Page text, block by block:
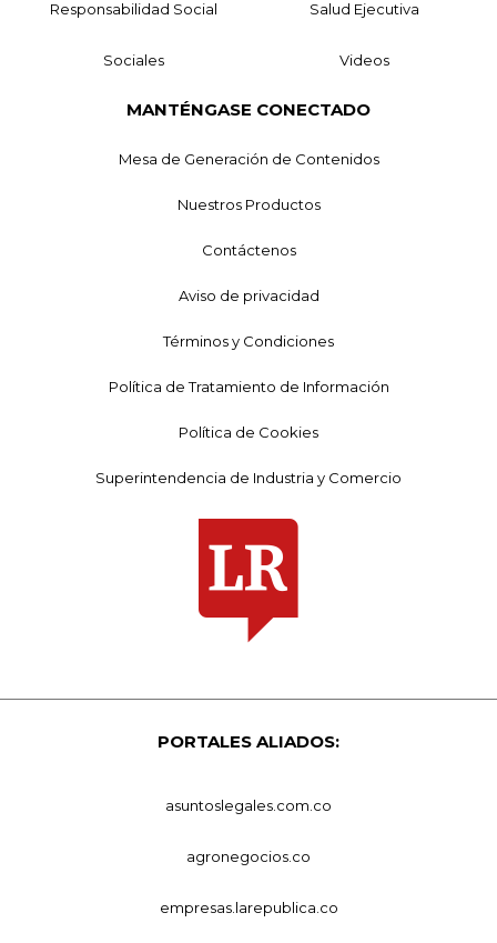
Responsabilidad Social Salud Ejecutiva
Sociales Videos
MANTÉNGASE CONECTADO
Mesa de Generación de Contenidos
Nuestros Productos
Contáctenos
Aviso de privacidad
Términos y Condiciones
Política de Tratamiento de Información
Política de Cookies
Superintendencia de Industria y Comercio
PORTALES ALIADOS:
asuntoslegales.com.co
agronegocios.co
empresas.larepublica.co